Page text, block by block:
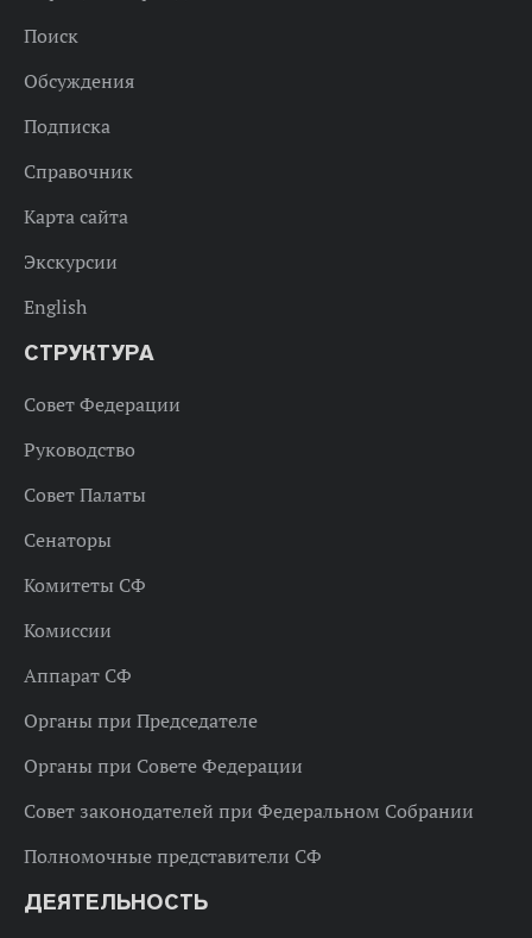
Поиск
Обсуждения
Подписка
Справочник
Карта сайта
Экскурсии
English
СТРУКТУРА
Совет Федерации
Руководство
Совет Палаты
Сенаторы
Комитеты СФ
Комиссии
Аппарат СФ
Органы при Председателе
Органы при Совете Федерации
Совет законодателей при Федеральном Собрании
Полномочные представители СФ
ДЕЯТЕЛЬНОСТЬ